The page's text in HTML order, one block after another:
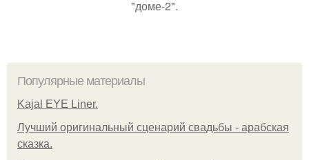
"доме-2".
Популярные материалы
Kajal EYE Liner.
Лучший оригинальный сценарий свадьбы - арабская
сказка.